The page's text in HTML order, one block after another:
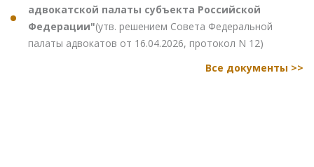
адвокатской палаты субъекта Российской
Федерации"(утв. решением Совета Федеральной
палаты адвокатов от 16.04.2026, протокол N 12)
Все документы >>